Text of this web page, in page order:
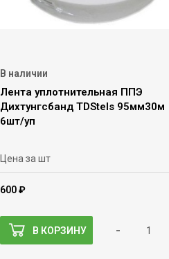
В наличии
Лента уплотнительная ППЭ
Дихтунгсбанд TDStels 95мм30м
6шт/уп
Цена за шт
600 ₽
В КОРЗИНУ -